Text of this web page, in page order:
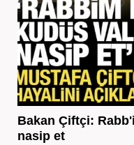
Bakan Çiftçi:
nasip et